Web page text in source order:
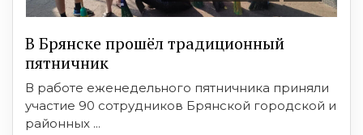
В Брянске прошёл традиционный
пятничник
В работе еженедельного пятничника приняли
участие 90 сотрудников Брянской городской и
районных ...